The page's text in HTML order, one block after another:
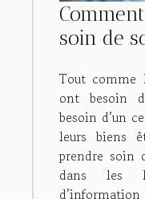
soin de
Tout comme
ont besoin
besoin d’un
leurs biens
prendre soin
dans les